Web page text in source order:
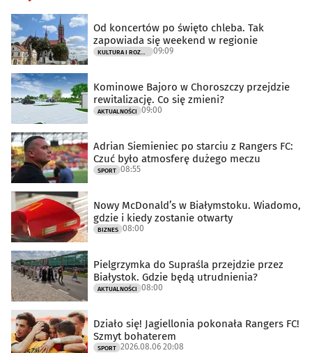
Od koncertów po święto chleba. Tak
zapowiada się weekend w regionie
KULTURA I ROZRYWKA 09:09
Kominowe Bajoro w Choroszczy przejdzie
rewitalizację. Co się zmieni?
AKTUALNOŚCI 09:00
Adrian Siemieniec po starciu z Rangers FC:
Czuć było atmosferę dużego meczu
SPORT 08:55
Nowy McDonald’s w Białymstoku. Wiadomo,
gdzie i kiedy zostanie otwarty
BIZNES 08:00
Pielgrzymka do Supraśla przejdzie przez
Białystok. Gdzie będą utrudnienia?
AKTUALNOŚCI 08:00
Działo się! Jagiellonia pokonała Rangers FC!
Szmyt bohaterem
SPORT 2026.08.06 20:08